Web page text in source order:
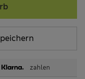
zahlen